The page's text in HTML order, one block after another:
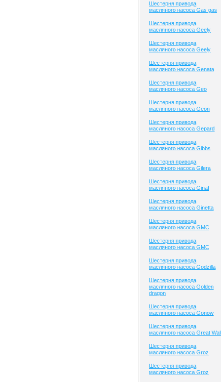
Шестерня привода
масляного насоса Gas gas
Шестерня привода
масляного насоса Geely
Шестерня привода
масляного насоса Geely
Шестерня привода
масляного насоса Genata
Шестерня привода
масляного насоса Geo
Шестерня привода
масляного насоса Geon
Шестерня привода
масляного насоса Gepard
Шестерня привода
масляного насоса Gibbs
Шестерня привода
масляного насоса Gilera
Шестерня привода
масляного насоса Ginaf
Шестерня привода
масляного насоса Ginetta
Шестерня привода
масляного насоса GMC
Шестерня привода
масляного насоса GMC
Шестерня привода
масляного насоса Godzilla
Шестерня привода
масляного насоса Golden
dragon
Шестерня привода
масляного насоса Gonow
Шестерня привода
масляного насоса Great Wall
Шестерня привода
масляного насоса Groz
Шестерня привода
масляного насоса Groz